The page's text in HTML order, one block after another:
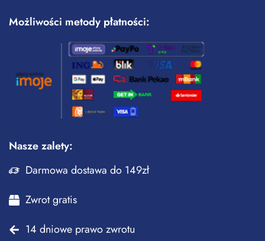
Możliwości metody płatności:
Nasze zalety:
Darmowa dostawa do 149zł
Zwrot gratis
14 dniowe prawo zwrotu